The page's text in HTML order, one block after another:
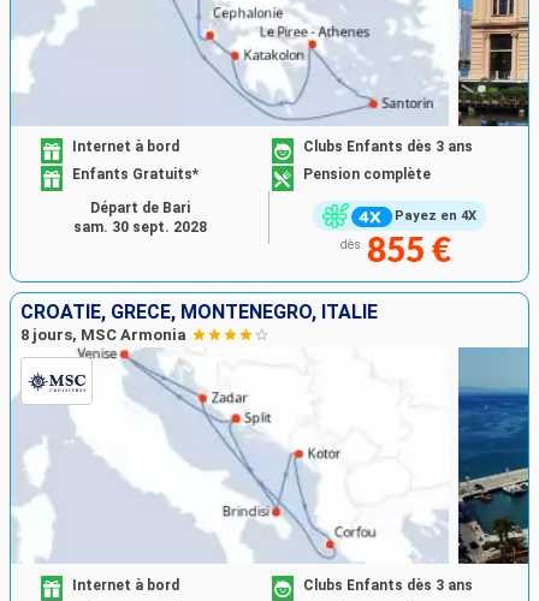
Payez en 4X
Internet à bord
Clubs Enfants dès 3 ans
Enfants Gratuits*
Pension complète
dès 855 €
Départ de Bari
sam. 30 sept. 2028
CROATIE, GRÈCE, MONTÉNÉGRO, ITALIE
8 jours, MSC Armonia
Internet à bord
Clubs Enfants dès 3 ans